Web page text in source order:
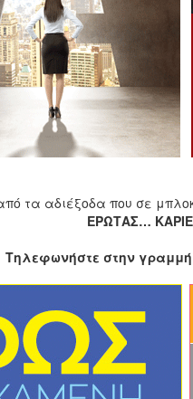
τα αδιέξοδα που σε
ΕΡΩΤΑΣ…
Τηλεφωνήστε στην γραμμή